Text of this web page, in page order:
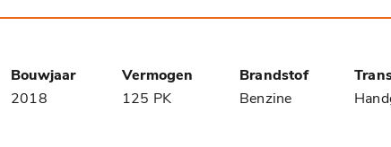
Bouwjaar Vermogen Brandstof
2018 125 PK Benzine